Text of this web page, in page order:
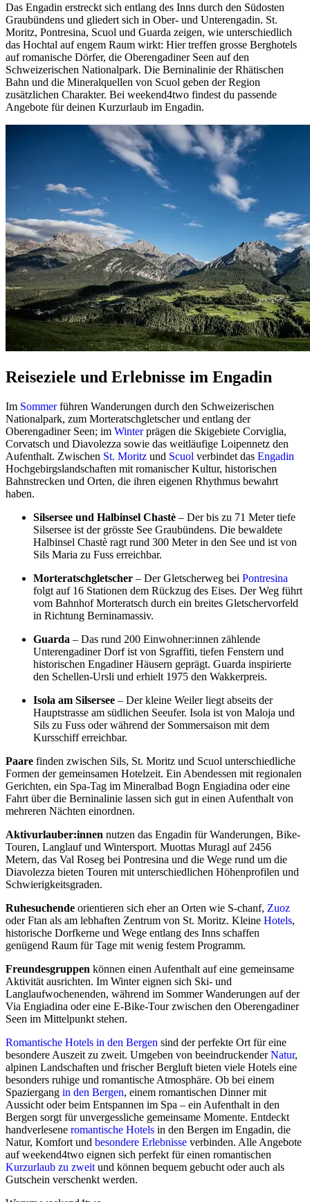
Das Engadin erstreckt sich entlang des Inns durch den Südosten
Graubündens und gliedert sich in Ober- und Unterengadin. St.
Moritz, Pontresina, Scuol und Guarda zeigen, wie unterschiedlich
das Hochtal auf engem Raum wirkt: Hier treffen grosse Berghotels
auf romanische Dörfer, die Oberengadiner Seen auf den
Schweizerischen Nationalpark. Die Berninalinie der Rhätischen
Bahn und die Mineralquellen von Scuol geben der Region
zusätzlichen Charakter. Bei weekend4two findest du passende
Angebote für deinen Kurzurlaub im Engadin.
Reiseziele und Erlebnisse im Engadin
Im Sommerführen Wanderungen durch den Schweizerischen
Nationalpark, zum Morteratschgletscher und entlang der
Oberengadiner Seen; im Winterprägen die Skigebiete Corviglia,
Corvatsch und Diavolezza sowie das weitläufige Loipennetz den
Aufenthalt. Zwischen St. Moritz und Scuol verbindet das Engadin
Hochgebirgslandschaften mit romanischer Kultur, historischen
Bahnstrecken und Orten, die ihren eigenen Rhythmus bewahrt
haben.
Silsersee und Halbinsel Chastè – Der bis zu 71 Meter tiefe
Silsersee ist der grösste See Graubündens. Die bewaldete
Halbinsel Chastè ragt rund 300 Meter in den See und ist von
Sils Maria zu Fuss erreichbar.
Morteratschgletscher – Der Gletscherweg bei Pontresina
folgt auf 16 Stationen dem Rückzug des Eises. Der Weg führt
vom Bahnhof Morteratsch durch ein breites Gletschervorfeld
in Richtung Berninamassiv.
Guarda – Das rund 200 Einwohner:innen zählende
Unterengadiner Dorf ist von Sgraffiti, tiefen Fenstern und
historischen Engadiner Häusern geprägt. Guarda inspirierte
den Schellen-Ursli und erhielt 1975 den Wakkerpreis.
Isola am Silsersee – Der kleine Weiler liegt abseits der
Hauptstrasse am südlichen Seeufer. Isola ist von Maloja und
Sils zu Fuss oder während der Sommersaison mit dem
Kursschiff erreichbar.
Paare finden zwischen Sils, St. Moritz und Scuol unterschiedliche
Formen der gemeinsamen Hotelzeit. Ein Abendessen mit regionalen
Gerichten, ein Spa-Tag im Mineralbad Bogn Engiadina oder eine
Fahrt über die Berninalinie lassen sich gut in einen Aufenthalt von
mehreren Nächten einordnen.
Aktivurlauber:innen nutzen das Engadin für Wanderungen, Bike-
Touren, Langlauf und Wintersport. Muottas Muragl auf 2456
Metern, das Val Roseg bei Pontresina und die Wege rund um die
Diavolezza bieten Touren mit unterschiedlichen Höhenprofilen und
Schwierigkeitsgraden.
Ruhesuchende orientieren sich eher an Orten wie S-chanf, Zuoz
oder Ftan als am lebhaften Zentrum von St. Moritz. Kleine Hotels,
historische Dorfkerne und Wege entlang des Inns schaffen
genügend Raum für Tage mit wenig festem Programm.
Freundesgruppen können einen Aufenthalt auf eine gemeinsame
Aktivität ausrichten. Im Winter eignen sich Ski- und
Langlaufwochenenden, während im Sommer Wanderungen auf der
Via Engiadina oder eine E-Bike-Tour zwischen den Oberengadiner
Seen im Mittelpunkt stehen.
Romantische Hotels in den Bergen sind der perfekte Ort für eine
besondere Auszeit zu zweit. Umgeben von beeindruckenderNatur,
alpinen Landschaften und frischer Bergluft bieten viele Hotels eine
besonders ruhige und romantische Atmosphäre. Ob bei einem
Spaziergang in den Bergen, einem romantischen Dinner mit
Aussicht oder beim Entspannen im Spa – ein Aufenthalt in den
Bergen sorgt für unvergessliche gemeinsame Momente. Entdeckt
handverlesene romantische Hotels in den Bergen im Engadin, die
Natur, Komfort und besondere Erlebnisse verbinden. Alle Angebote
auf weekend4two eignen sich perfekt für einen romantischen
Kurzurlaub zu zweit und können bequem gebucht oder auch als
Gutschein verschenkt werden.